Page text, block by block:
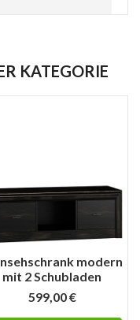
KATEGORIE
modern
mit 2 Schubladen
599,00 €